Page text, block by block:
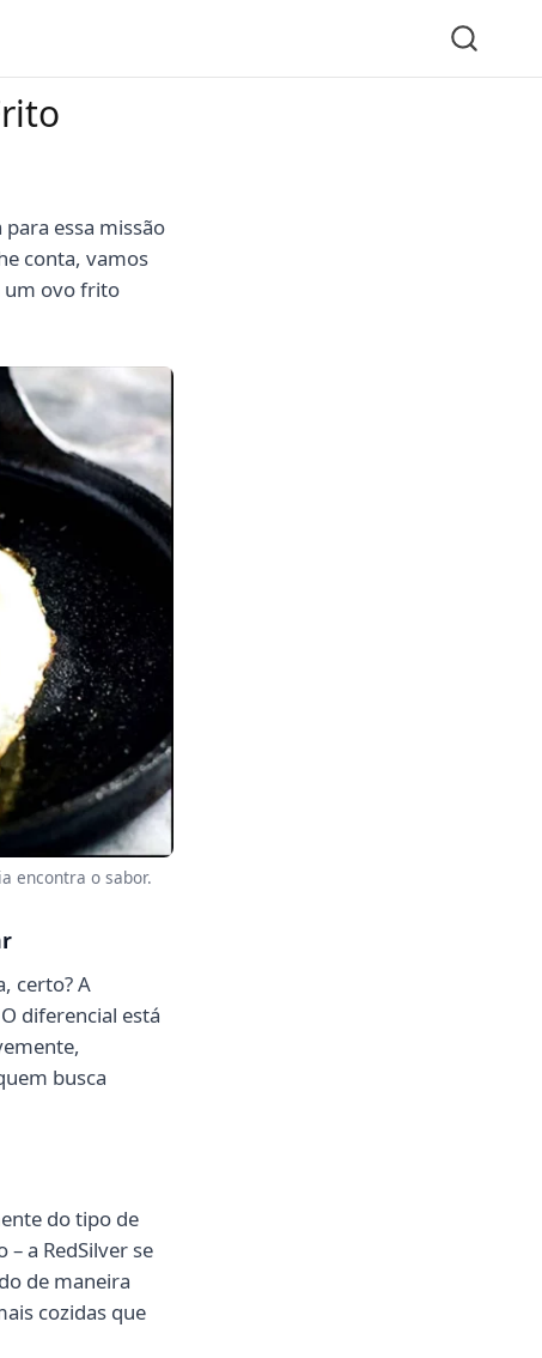
essa missão
conta, vamos
um ovo frito
encontra o sabor.
certo? A
diferencial está
busca
do tipo de
a RedSilver se
de maneira
cozidas que